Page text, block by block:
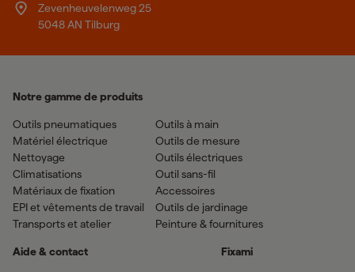
Zevenheuvelenweg 25
5048 AN Tilburg
Notre gamme de produits
Outils pneumatiques
Matériel électrique
Nettoyage
Climatisations
Matériaux de fixation
EPI et vêtements de travail
Transports et atelier
Outils à main
Outils de mesure
Outils électriques
Outil sans-fil
Accessoires
Outils de jardinage
Peinture & fournitures
Aide & contact Fixami